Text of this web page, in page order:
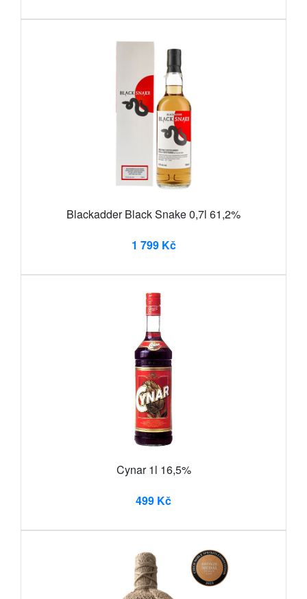
Blackadder Black Snake 0,7l 61,2%
1 799 Kč
Cynar 1l 16,5%
499 Kč